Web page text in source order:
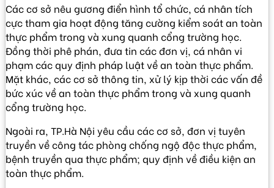
Các cơ sở nêu gương điển hình tổ chức, cá nhân tích
cực tham gia hoạt động tăng cường kiểm soát an toàn
thực phẩm trong và xung quanh cổng trường học.
Đồng thời phê phán, đưa tin các đơn vị, cá nhân vi
phạm các quy định pháp luật về an toàn thực phẩm.
Mặt khác, các cơ sở thông tin, xử lý kịp thời các vấn đề
bức xúc về an toàn thực phẩm trong và xung quanh
cổng trường học.
Ngoài ra, TP.Hà Nội yêu cầu các cơ sở, đơn vị tuyên
truyền về công tác phòng chống ngộ độc thực phẩm,
bệnh truyền qua thực phẩm; quy định về điều kiện an
toàn thực phẩm.